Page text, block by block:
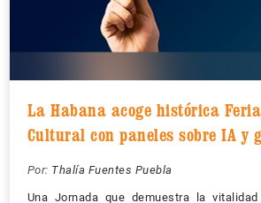
La Habana acoge histórica
Cultural con paneles sobre IA y
Por: Thalía Fuentes Puebla
Una Jornada que demuestra la